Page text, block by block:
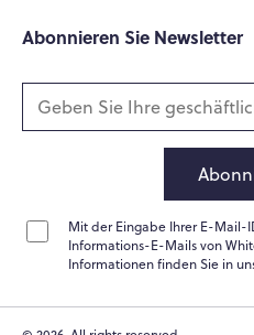
Abonnieren Sie Newsletter
Mit der Eingabe Ihrer E-Mail-
Informations-E-Mails von
Informationen finden Sie in